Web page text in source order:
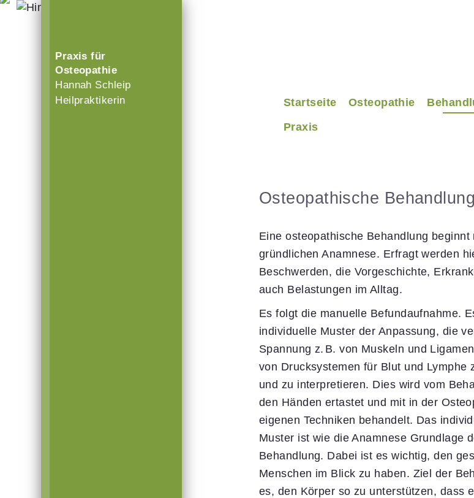
Praxis für
Osteopathie
Hannah Schleip
Heilpraktikerin
Startseite Osteopathie
Praxis
Osteopathische Behandlung
Eine osteopathische Behandlung beginnt
gründlichen Anamnese. Erfragt werden
Beschwerden, die Vorgeschichte,
auch Belastungen im Alltag.
Es folgt die manuelle Befundaufnahme.
individuelle Muster der Anpassung, die
Spannung z. B. von Muskeln und
von Drucksystemen für Blut und Lymphe
und zu interpretieren. Dies wird vom
den Händen ertastet und mit in der
eigenen Techniken behandelt. Das
Muster ist wie die Anamnese Grundlage
Behandlung. Dabei ist es wichtig, den
Menschen im Blick zu haben. Ziel der
es, den Körper so zu unterstützen, dass